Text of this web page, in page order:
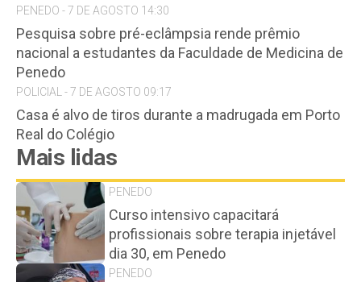
PENEDO - 7 DE AGOSTO 14:30
Pesquisa sobre pré-eclâmpsia rende prêmio
nacional a estudantes da Faculdade de Medicina de
Penedo
POLICIAL - 7 DE AGOSTO 09:17
Casa é alvo de tiros durante a madrugada em Porto
Real do Colégio
Mais lidas
PENEDO
Curso intensivo capacitará
profissionais sobre terapia injetável
dia 30, em Penedo
PENEDO